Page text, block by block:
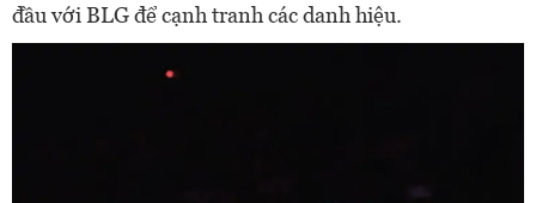
đầu với BLG để cạnh tranh các danh hiệu.